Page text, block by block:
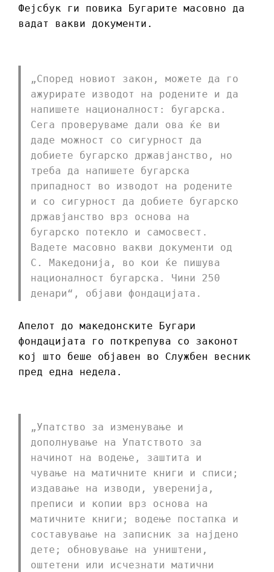
Фејсбук ги повика Бугарите масовно да
вадат вакви документи.
„Според новиот закон, можете да го
ажурирате изводот на родените и да
напишете националност: бугарска.
Сега проверуваме дали ова ќе ви
даде можност со сигурност да
добиете бугарско државјанство, но
треба да напишете бугарска
припадност во изводот на родените
и со сигурност да добиете бугарско
државјанство врз основа на
бугарско потекло и самосвест.
Вадете масовно вакви документи од
С. Македонија, во кои ќе пишува
националност бугарска. Чини 250
денари“, објави фондацијата.
Апелот до македонските Бугари
фондацијата го поткрепува со законот
кој што беше објавен во Службен весник
пред една недела.
„Упатство за изменување и
дополнување на Упатството за
начинот на водење, заштита и
чување на матичните книги и списи;
издавање на изводи, уверенија,
преписи и копии врз основа на
матичните книги; водење постапка и
составување на записник за најдено
дете; обновување на уништени,
оштетени или исчезнати матични